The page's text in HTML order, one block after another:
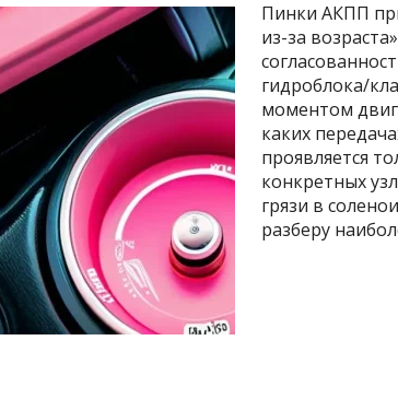
Пинки АКПП
из-за
гидроблока/
моментом
каких
проявляется
конкретных
грязи в
разберу